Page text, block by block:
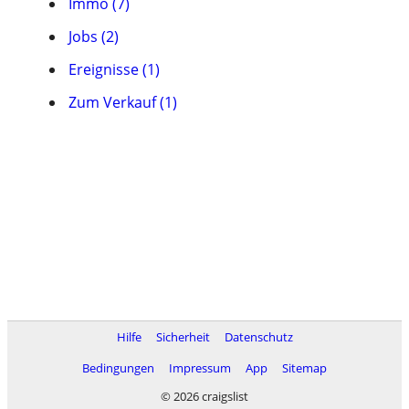
Jobs (2)
Ereignisse (1)
Zum Verkauf (1)
Hilfe Sicherheit
Datenschutz
Bedingungen
Impressum App
Sitemap
© 2026 craigslist